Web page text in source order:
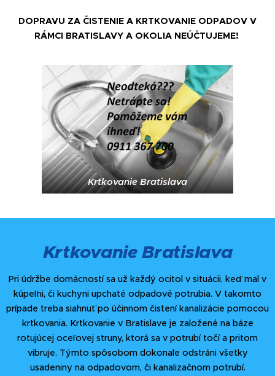
DOPRAVU ZA ČISTENIE A KRTKOVANIE ODPADOV V
RÁMCI BRATISLAVY A OKOLIA NEÚČTUJEME!
Krtkovanie Bratislava
Krtkovanie Bratislava
Pri údržbe domácností sa už každý ocitol v situácii, keď mal v
kúpeľni, či kuchyni upchaté odpadové potrubia. V takomto
prípade treba siahnuť po účinnom čistení kanalizácie pomocou
krtkovania. Krtkovanie v Bratislave je založené na báze
rotujúcej oceľovej struny, ktorá sa v potrubí točí a pritom
vibruje. Týmto spôsobom dokonale odstráni všetky
usadeniny na odpadovom, či kanalizačnom potrubí.